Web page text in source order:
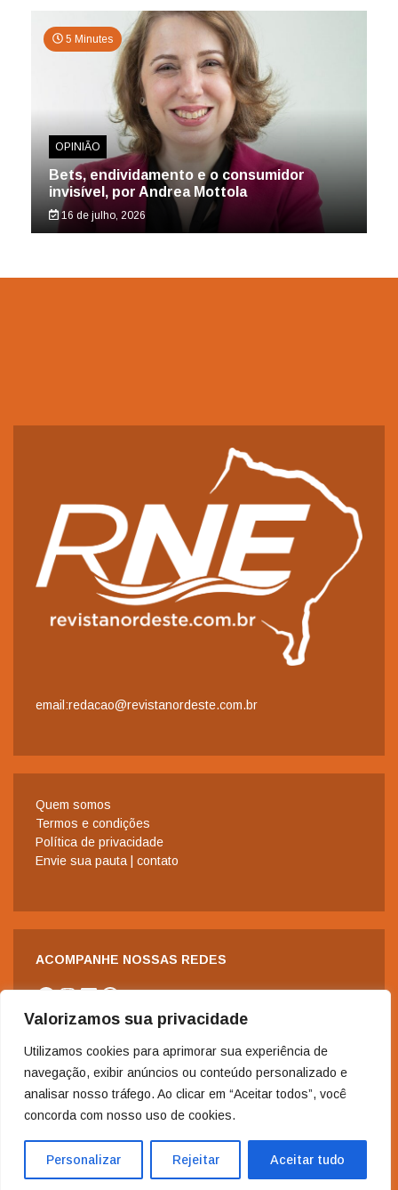
Valorizamos sua privacidade
Utilizamos cookies para aprimorar sua experiência de
navegação, exibir anúncios ou conteúdo personalizado e
analisar nosso tráfego. Ao clicar em “Aceitar todos”, você
concorda com nosso uso de cookies.
Personalizar Rejeitar Aceitar tudo
5 Minutes
OPINIÃO
Bets, endividamento e o consumidor
invisível, por Andrea Mottola
16 de julho, 2026
email:redacao@revistanordeste.com.br
Quem somos
Termos e condições
Política de privacidade
Envie sua pauta | contato
ACOMPANHE NOSSAS REDES
Facebook
Instagram
LinkedIn
WhatsApp